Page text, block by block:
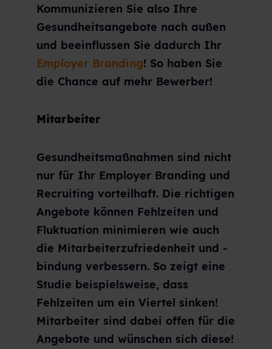
Kommunizieren Sie also Ihre
Gesundheitsangebote nach außen
und beeinflussen Sie dadurch Ihr
Employer Branding! So haben Sie
die Chance auf mehr Bewerber!
Mitarbeiter
Gesundheitsmaßnahmen sind nicht
nur für Ihr Employer Branding und
Recruiting vorteilhaft. Die richtigen
Angebote können Fehlzeiten und
Fluktuation minimieren wie auch
die Mitarbeiterzufriedenheit und -
bindung verbessern. So zeigt eine
Studie beispielsweise, dass
Fehlzeiten um ein Viertel sinken!
Mitarbeiter sind dabei offen für die
Angebote und wünschen sich diese!